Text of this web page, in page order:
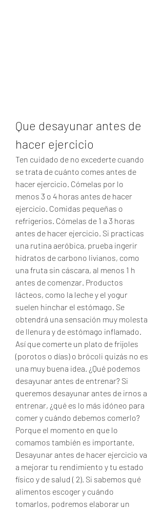
Que desayunar antes de
hacer ejercicio
Ten cuidado de no excederte cuando
se trata de cuánto comes antes de
hacer ejercicio. Cómelas por lo
menos 3 o 4 horas antes de hacer
ejercicio. Comidas pequeñas o
refrigerios. Cómelas de 1 a 3 horas
antes de hacer ejercicio. Si practicas
una rutina aeróbica, prueba ingerir
hidratos de carbono livianos, como
una fruta sin cáscara, al menos 1 h
antes de comenzar. Productos
lácteos, como la leche y el yogur
suelen hinchar el estómago. Se
obtendrá una sensación muy molesta
de llenura y de estómago inflamado.
Así que comerte un plato de frijoles
(porotos o días) o brócoli quizás no es
una muy buena idea. ¿Qué podemos
desayunar antes de entrenar? Si
queremos desayunar antes de irnos a
entrenar, ¿qué es lo más idóneo para
comer y cuándo debemos comerlo?
Porque el momento en que lo
comamos también es importante.
Desayunar antes de hacer ejercicio va
a mejorar tu rendimiento y tu estado
físico y de salud ( 2). Si sabemos qué
alimentos escoger y cuándo
tomarlos, podremos elaborar un